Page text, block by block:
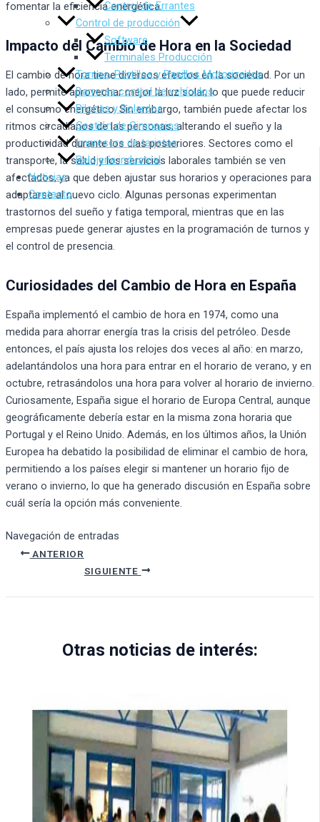
Control de Errantes
Control de producción
Software
Terminales Producción
Tornos, Portillos y Pasillos Motorizados
Barreras control de vehículos
Pilonas y Bolardos
Gestión de Gimnasios
Impresora de tarjetas
Relojería industrial
Noticias
Contacto
fomentar la eficiencia energética.
Impacto del Cambio de Hora en la Sociedad
El cambio de hora tiene diversos efectos en la sociedad. Por un
lado, permite aprovechar mejor la luz solar, lo que puede reducir
el consumo energético. Sin embargo, también puede afectar los
ritmos circadianos de las personas, alterando el sueño y la
productividad durante los días posteriores. Sectores como el
transporte, la salud y los servicios laborales también se ven
afectados, ya que deben ajustar sus horarios y operaciones para
adaptarse al nuevo ciclo. Algunas personas experimentan
trastornos del sueño y fatiga temporal, mientras que en las
empresas puede generar ajustes en la programación de turnos y
el control de presencia.
Curiosidades del Cambio de Hora en España
España implementó el cambio de hora en 1974, como una
medida para ahorrar energía tras la crisis del petróleo. Desde
entonces, el país ajusta los relojes dos veces al año: en marzo,
adelantándolos una hora para entrar en el horario de verano, y en
octubre, retrasándolos una hora para volver al horario de invierno.
Curiosamente, España sigue el horario de Europa Central, aunque
geográficamente debería estar en la misma zona horaria que
Portugal y el Reino Unido. Además, en los últimos años, la Unión
Europea ha debatido la posibilidad de eliminar el cambio de hora,
permitiendo a los países elegir si mantener un horario fijo de
verano o invierno, lo que ha generado discusión en España sobre
cuál sería la opción más conveniente.
Navegación de entradas
ANTERIOR
SIGUIENTE
Otras noticias de interés: